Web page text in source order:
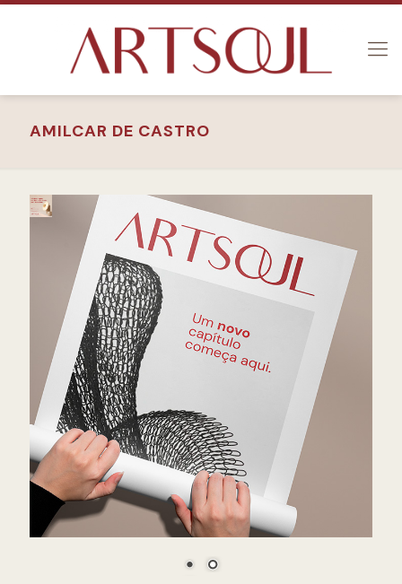
AMILCAR DE CASTRO